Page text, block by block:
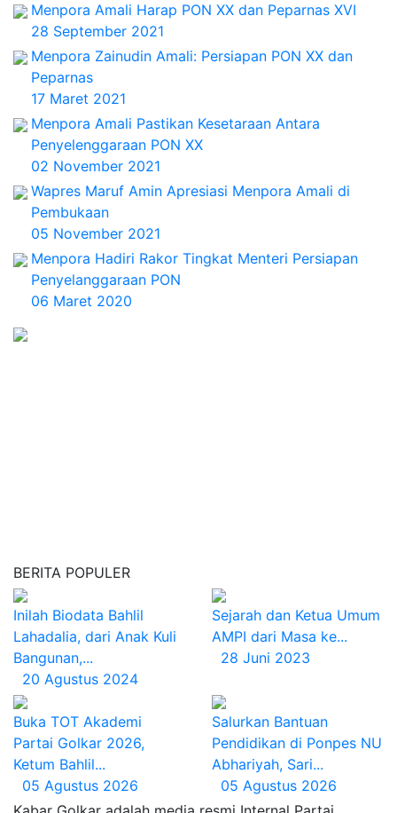
Menpora Amali Harap PON XX dan Peparnas XVI
28 September 2021
Menpora Zainudin Amali: Persiapan PON XX dan
Peparnas
17 Maret 2021
Menpora Amali Pastikan Kesetaraan Antara
Penyelenggaraan PON XX
02 November 2021
Wapres Maruf Amin Apresiasi Menpora Amali di
Pembukaan
05 November 2021
Menpora Hadiri Rakor Tingkat Menteri Persiapan
Penyelanggaraan PON
06 Maret 2020
BERITA POPULER
Inilah Biodata Bahlil
Lahadalia, dari Anak Kuli
Bangunan,...
20 Agustus 2024
Sejarah dan Ketua Umum
AMPI dari Masa ke...
28 Juni 2023
Buka TOT Akademi
Partai Golkar 2026,
Ketum Bahlil...
05 Agustus 2026
Salurkan Bantuan
Pendidikan di Ponpes NU
Abhariyah, Sari...
05 Agustus 2026